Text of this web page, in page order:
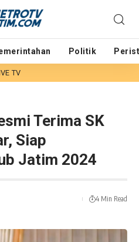
Politik
TV
Terima SK
Siap
Jatim 2024
4 Min Read